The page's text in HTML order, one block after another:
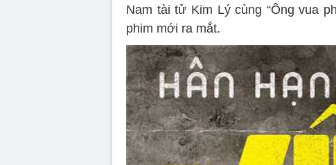
Nam tài tử Kim Lý cùng “Ông vua
phim mới ra mắt.